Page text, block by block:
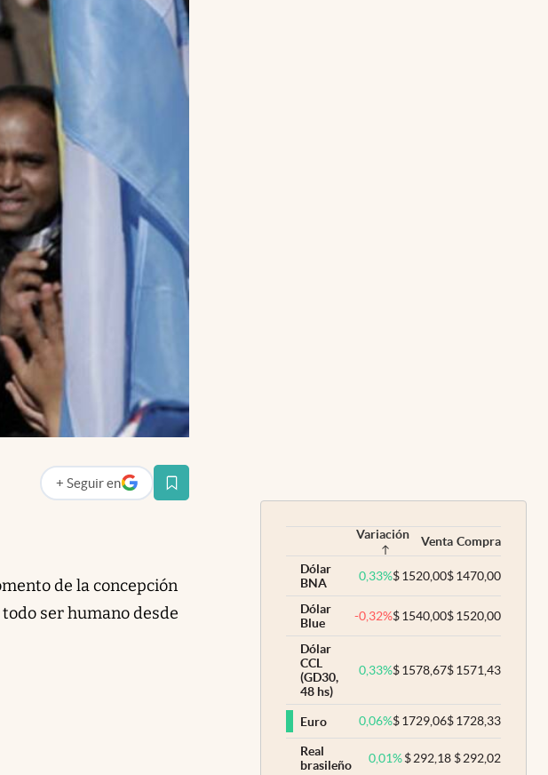
+ Seguir en
abre en nueva pestaña
de la concepción
ser humano desde
Variación Venta Compra
Dólar
BNA
0,33%$1520,00$1470,00
Dólar
Blue
-0,32%$1540,00$1520,00
Dólar
CCL
(GD30,
48 hs)
0,33%$1578,67$1571,43
Euro 0,06%$1729,06$1728,33
Real
brasileño
0,01% $292,18 $292,02